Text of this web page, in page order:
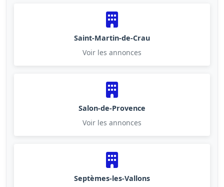
Saint-Martin-de-Crau
Voir les annonces
Salon-de-Provence
Voir les annonces
Septèmes-les-Vallons